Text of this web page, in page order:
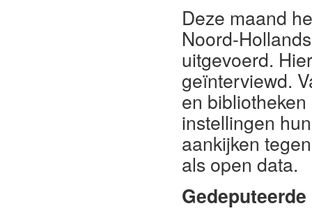
Deze maand
Noord-
uitgevoerd.
geïnterviewd.
en
instellingen
aankijken
als open data.